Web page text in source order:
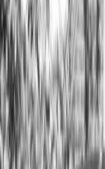
Checklist
Invités
Galerie
Carte
Assistant IA
Publicité